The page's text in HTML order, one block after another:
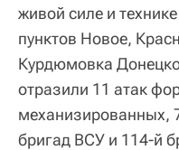
живой силе и
пунктов Новое,
Курдюмовка
отразили 11 атак
механизированных,
бригад ВСУ и 114-й